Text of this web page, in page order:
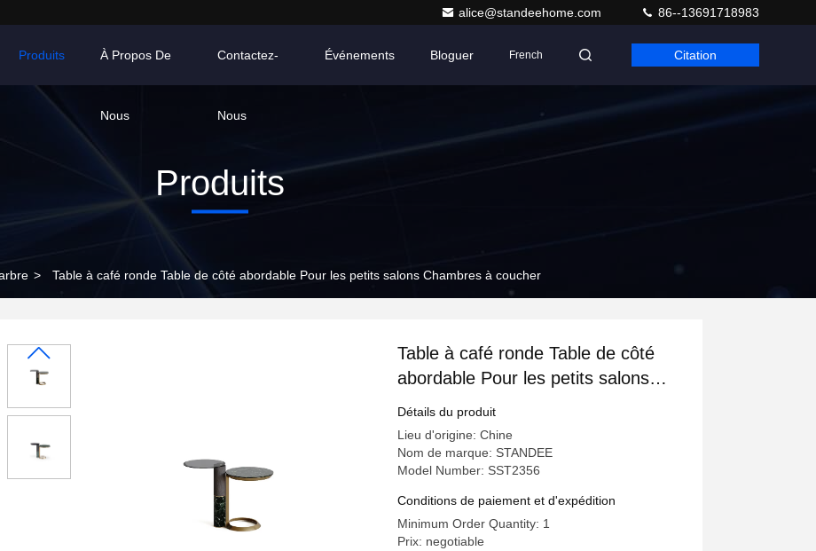
alice@standeehome.com 86--13691718983
Produits À Propos De
Nous
Contactez-
Nous
Événements Bloguer French Citation
Produits
> Table à café ronde Table de côté abordable Pour les petits salons Chambres à coucher
Table à café ronde Table de côté
abordable Pour les petits salons
Chambres à coucher
Détails du produit
Lieu d'origine: Chine
Nom de marque: STANDEE
Model Number: SST2356
Conditions de paiement et d'expédition
Minimum Order Quantity: 1
Prix: negotiable